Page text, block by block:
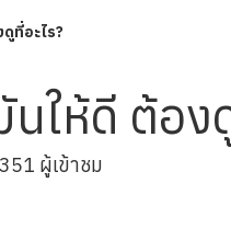
ที่อะไร?
ให้ดี ต้อง
351 ผู้เข้าชม